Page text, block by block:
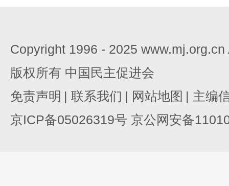
Copyright 1996 - 2025
版权所有 中国民主促进会
免责声明 | 联系我们 | 网站地图 | 主编
京ICP备05026319号 京公网安备